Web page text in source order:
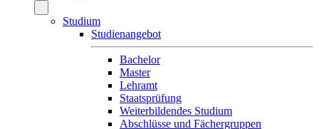
Studium
Studienangebot
Bachelor
Master
Lehramt
Staatsprüfung
Weiterbildendes Studium
Abschlüsse und Fächergruppen